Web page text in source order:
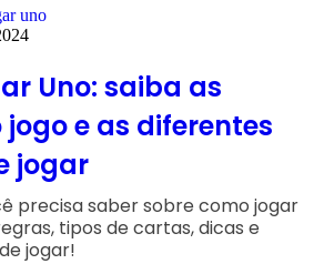
Uno: saiba as
e as diferentes
jogar
precisa saber sobre como jogar
tipos de cartas, dicas e
jogar!